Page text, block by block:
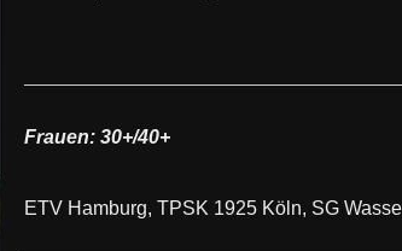
Frauen: 30+/40+
ETV Hamburg, TPSK 1925 Köln, SG